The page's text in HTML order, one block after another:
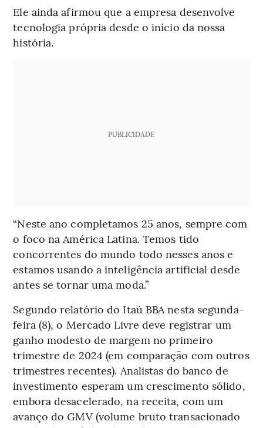
Ele ainda afirmou que a empresa desenvolve
tecnologia própria desde o início da nossa
história.
PUBLICIDADE
“Neste ano completamos 25 anos, sempre com
o foco na América Latina. Temos tido
concorrentes do mundo todo nesses anos e
estamos usando a inteligência artificial desde
antes se tornar uma moda.”
Segundo relatório do Itaú BBA nesta segunda-
feira (8), o Mercado Livre deve registrar um
ganho modesto de margem no primeiro
trimestre de 2024 (em comparação com outros
trimestres recentes). Analistas do banco de
investimento esperam um crescimento sólido,
embora desacelerado, na receita, com um
avanço do GMV (volume bruto transacionado